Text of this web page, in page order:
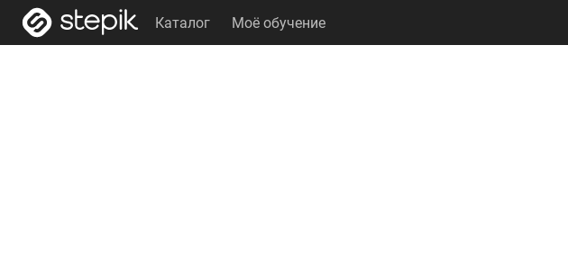
Каталог Моё обучение